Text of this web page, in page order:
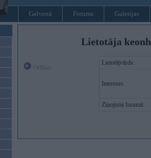
Galvenā Forums Galerijas
Lietotāja
Lietotājvārds:
Intereses:
Ziņojumi forumā: